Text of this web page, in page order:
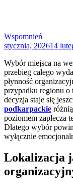
Wspomnień
stycznia, 202614
Wybór miejsca na
przebieg całego
płynność
przypadku regionu o
decyzja staje się
podkarpackie
poziomem zaplecza
Dlatego wybór
wyłącznie
Lokalizacja